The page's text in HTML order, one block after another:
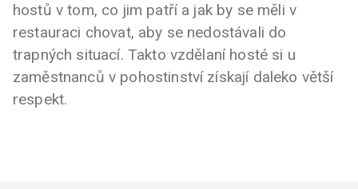
hostů v tom, co jim patří a jak by se měli v
restauraci chovat, aby se nedostávali do
trapných situací. Takto vzdělaní hosté si u
zaměstnanců v pohostinství získají daleko větší
respekt.